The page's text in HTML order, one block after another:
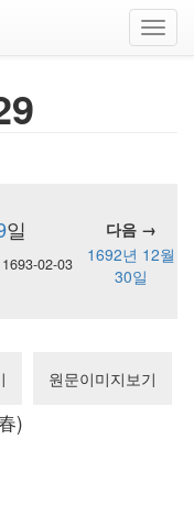
일
다음 →
02-03
1692년 12월
30일
원문이미지보기
)